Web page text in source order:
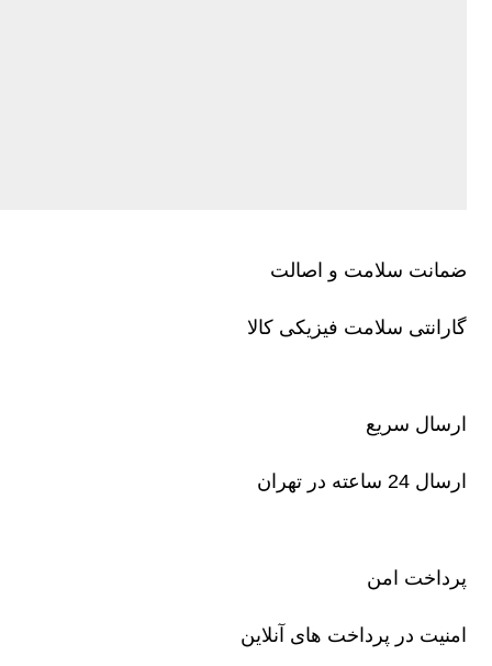
ضمانت سلامت و اصالت
گارانتی سلامت فیزیکی کالا
ارسال سریع
ارسال 24 ساعته در تهران
پرداخت امن
امنیت در پرداخت های آنلاین